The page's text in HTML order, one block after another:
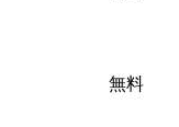
無料